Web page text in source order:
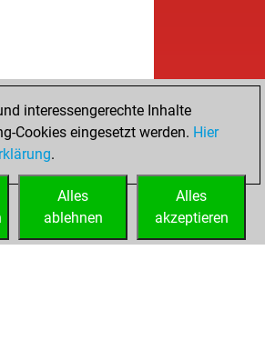
interessengerechte Inhalte
Cookies eingesetzt werden. Hier
.
Alles
akzeptieren
Alles
ablehnen